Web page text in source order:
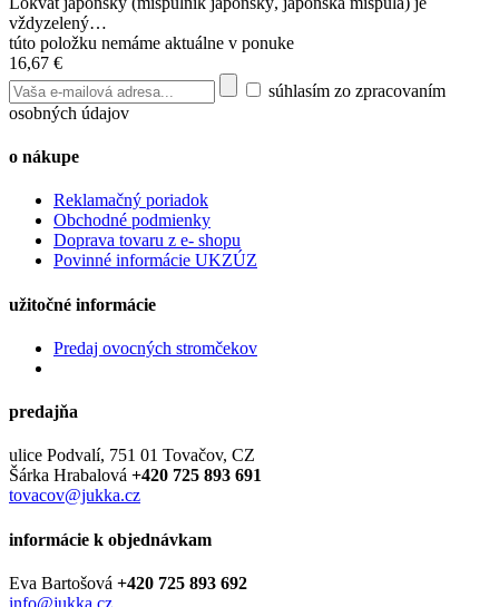
vždyzelený…
túto položku nemáme aktuálne v ponuke
16,67 €
súhlasím zo zpracovaním
osobných údajov
o nákupe
Reklamačný poriadok
Obchodné podmienky
Doprava tovaru z e- shopu
Povinné informácie UKZÚZ
užitočné informácie
Predaj ovocných stromčekov
predajňa
ulice Podvalí, 751 01 Tovačov, CZ
Šárka Hrabalová +420 725 893 691
tovacov@jukka.cz
informácie k objednávkam
Eva Bartošová +420 725 893 692
info@jukka.cz